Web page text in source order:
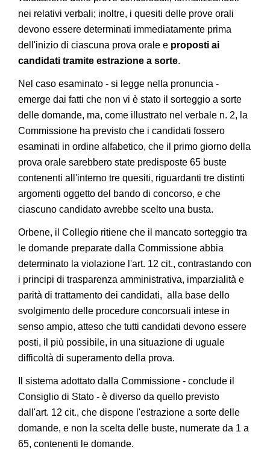
nei relativi verbali; inoltre, i quesiti delle prove orali
devono essere determinati immediatamente prima
dell'inizio di ciascuna prova orale e proposti ai
candidati tramite estrazione a sorte.
Nel caso esaminato - si legge nella pronuncia -
emerge dai fatti che non vi è stato il sorteggio a sorte
delle domande, ma, come illustrato nel verbale n. 2, la
Commissione ha previsto che i candidati fossero
esaminati in ordine alfabetico, che il primo giorno della
prova orale sarebbero state predisposte 65 buste
contenenti all'interno tre quesiti, riguardanti tre distinti
argomenti oggetto del bando di concorso, e che
ciascuno candidato avrebbe scelto una busta.
Orbene, il Collegio ritiene che il mancato sorteggio tra
le domande preparate dalla Commissione abbia
determinato la violazione l'art. 12 cit., contrastando con
i principi di trasparenza amministrativa, imparzialità e
parità di trattamento dei candidati, alla base dello
svolgimento delle procedure concorsuali intese in
senso ampio, atteso che tutti candidati devono essere
posti, il più possibile, in una situazione di uguale
difficoltà di superamento della prova.
Il sistema adottato dalla Commissione - conclude il
Consiglio di Stato - è diverso da quello previsto
dall'art. 12 cit., che dispone l'estrazione a sorte delle
domande, e non la scelta delle buste, numerate da 1 a
65, contenenti le domande.